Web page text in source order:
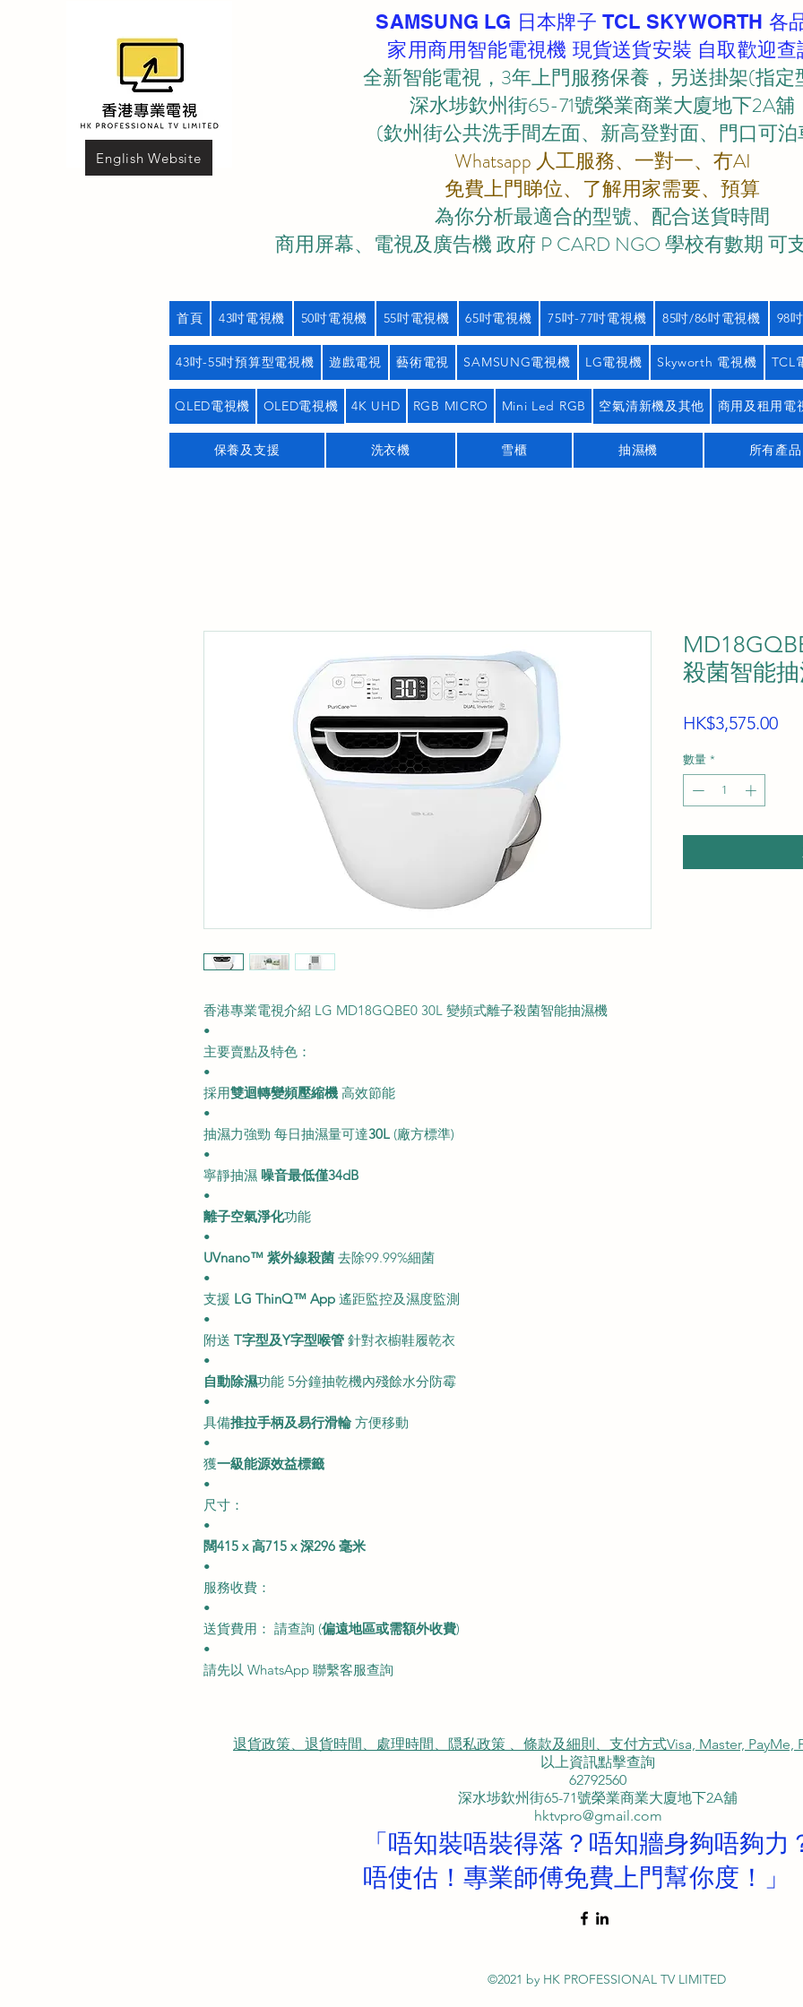
English Website
SAMSUNG LG 日本牌子 TCL SKYWORTH 各
家用商用智能電視機 現貨送貨安裝 自取歡迎查
全新智能電視，3年上門服務保養，另送掛架(指定
深水埗欽州街65-71號榮業商業大廈地下2A舖
(欽州街公共洗手間左面、新高登對面、門口可泊
Whatsapp 人工服務、一對一、冇AI
免費上門睇位、了解用家需要、預算
為你分析最適合的型號、配合送貨時間
商用屏幕、電視及廣告機 政府 P CARD NGO 學校有數期 可
首頁 43吋電視機 50吋電視機 55吋電視機 65吋電視機 75吋-77吋電視機 85吋/86吋電視機 98
43吋-55吋預算型電視機 遊戲電視 藝術電視 SAMSUNG電視機 LG電視機 Skyworth 電視機 TCL
QLED電視機 OLED電視機 4K UHD RGB MICRO Mini Led RGB 空氣清新機及其他 商用及租用電
保養及支援 洗衣機 雪櫃 抽濕機 所有產品
香港專業電視介紹 LG MD18GQBE0 30L 變頻式離子殺菌智能抽濕機
•
主要賣點及特色：
•
採用雙迴轉變頻壓縮機 高效節能
•
抽濕力強勁 每日抽濕量可達30L (廠方標準)
•
寧靜抽濕 噪音最低僅34dB
•
離子空氣淨化功能
•
UVnano™ 紫外線殺菌 去除99.99%細菌
•
支援 LG ThinQ™ App 遙距監控及濕度監測
•
附送 T字型及Y字型喉管 針對衣櫥鞋履乾衣
•
自動除濕功能 5分鐘抽乾機內殘餘水分防霉
•
具備推拉手柄及易行滑輪方便移動
•
獲一級能源效益標籤
•
尺寸：
•
闊415 x 高715 x 深296 毫米
•
服務收費：
•
送貨費用： 請查詢 (偏遠地區或需額外收費)
•
請先以 WhatsApp 聯繫客服查詢
殺菌智能
HK$3,575.00價
數量 *
退貨政策、退貨時間、處理時間、隠私政策 、條款及細則、支付方式Visa, Master, PayMe,
以上資訊點擊查詢
62792560
深水埗欽州街65-71號榮業商業大廈地下2A舖
hktvpro@gmail.com
「唔知裝唔裝得落？唔知牆身夠唔夠力
唔使估！專業師傅免費上門幫你度！」
©2021 by HK PROFESSIONAL TV LIMITED